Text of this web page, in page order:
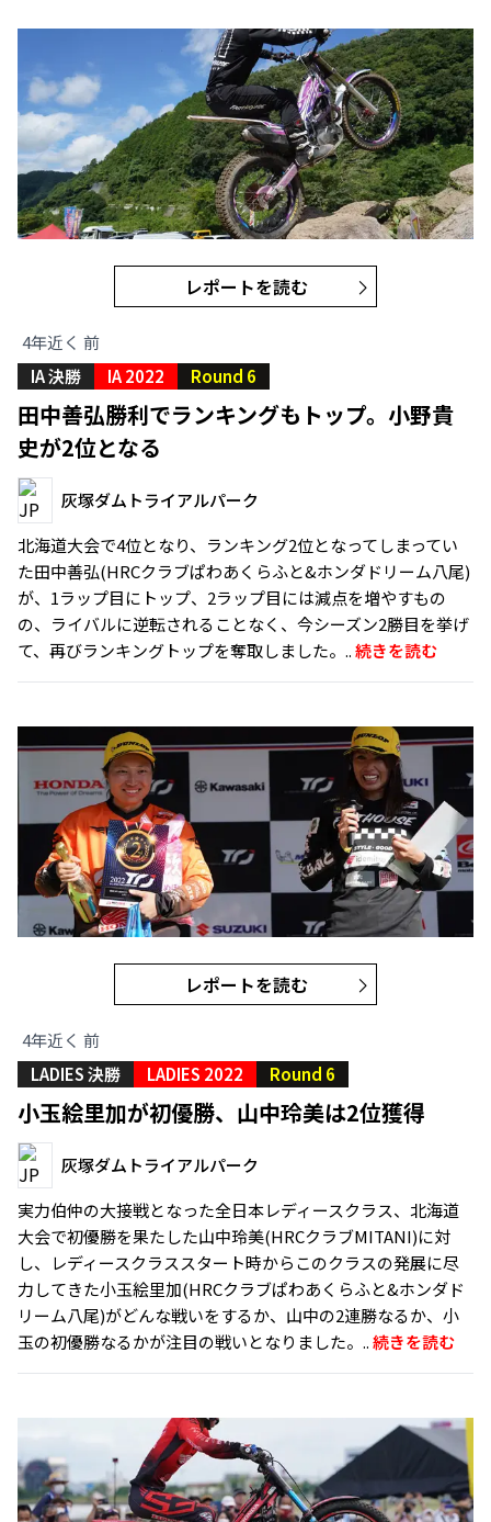
レポートを読む
4年近く 前
IA 決勝
IA 2022 Round 6
田中善弘勝利でランキングもトップ。小野貴
史が2位となる
灰塚ダムトライアルパーク
北海道大会で4位となり、ランキング2位となってしまってい
た田中善弘(HRCクラブぱわあくらふと&ホンダドリーム八尾)
が、1ラップ目にトップ、2ラップ目には減点を増やすもの
の、ライバルに逆転されることなく、今シーズン2勝目を挙げ
て、再びランキングトップを奪取しました。..続きを読む
レポートを読む
4年近く 前
LADIES 決勝
LADIES 2022 Round 6
小玉絵里加が初優勝、山中玲美は2位獲得
灰塚ダムトライアルパーク
実力伯仲の大接戦となった全日本レディースクラス、北海道
大会で初優勝を果たした山中玲美(HRCクラブMITANI)に対
し、レディースクラススタート時からこのクラスの発展に尽
力してきた小玉絵里加(HRCクラブぱわあくらふと&ホンダド
リーム八尾)がどんな戦いをするか、山中の2連勝なるか、小
玉の初優勝なるかが注目の戦いとなりました。..続きを読む